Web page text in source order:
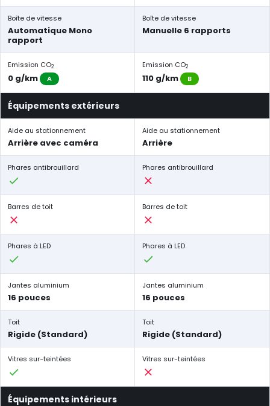
Boîte de vitesse
Automatique Mono
rapport
Boîte de vitesse
Manuelle 6 rapports
Emission CO2
0 g/km A
Emission CO2
110 g/km B
Équipements extérieurs
Aide au stationnement
Arrière avec caméra
Aide au stationnement
Arrière
Phares antibrouillard Phares antibrouillard
Barres de toit Barres de toit
Phares à LED Phares à LED
Jantes aluminium
16 pouces
Jantes aluminium
16 pouces
Toit
Rigide (Standard)
Toit
Rigide (Standard)
Vitres sur-teintées Vitres sur-teintées
Équipements intérieurs